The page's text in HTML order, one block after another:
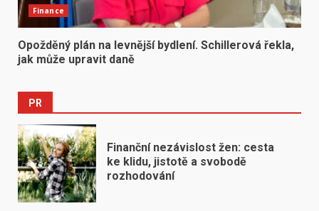
Finance
Opožděný plán na levnější bydlení. Schillerová řekla,
jak může upravit daně
PR
Finanční nezávislost žen: cesta
ke klidu, jistotě a svobodě
rozhodování